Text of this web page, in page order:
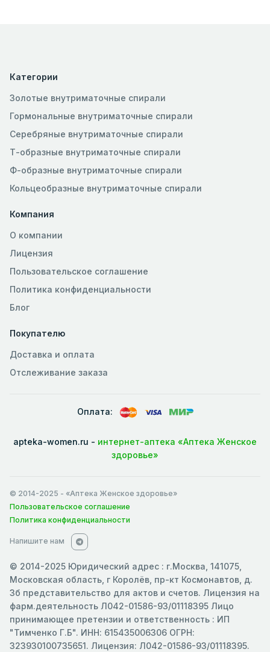
Категории
Золотые внутриматочные спирали
Гормональные внутриматочные спирали
Серебряные внутриматочные спирали
Т-образные внутриматочные спирали
Ф-образные внутриматочные спирали
Кольцеобразные внутриматочные спирали
Компания
О компании
Лицензия
Пользовательское соглашение
Политика конфиденциальности
Блог
Покупателю
Доставка и оплата
Отслеживание заказа
Оплата:
apteka-women.ru - интернет-аптека «Аптека Женское
здоровье»
© 2014-2025 - «Аптека Женское здоровье»
Пользовательское соглашение
Политика конфиденциальности
Напишите нам
© 2014-2025 Юридический адрес : г.Москва, 141075,
Московская область, г Королёв, пр-кт Космонавтов, д.
3б представительство для актов и счетов. Лицензия на
фарм.деятельность Л042-01586-93/01118395 Лицо
принимающее претензии и ответственность : ИП
"Тимченко Г.Б". ИНН: 615435006306 ОГРН:
323930100735651. Лицензия: Л042-01586-93/01118395.